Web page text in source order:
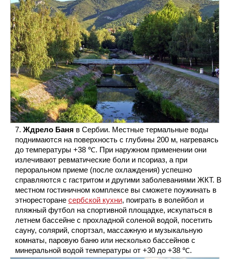
Ждрело Баня в Сербии. Местные термальные воды
поднимаются на поверхность с глубины 200 м, нагреваясь
до температуры +38 ℃. При наружном применении они
излечивают ревматические боли и псориаз, а при
пероральном приеме (после охлаждения) успешно
справляются с гастритом и другими заболеваниями ЖКТ. В
местном гостиничном комплексе вы сможете поужинать в
этноресторане сербской кухни, поиграть в волейбол и
пляжный футбол на спортивной площадке, искупаться в
летнем бассейне с прохладной соленой водой, посетить
сауну, солярий, спортзал, массажную и музыкальную
комнаты, паровую баню или несколько бассейнов с
минеральной водой температуры от +30 до +38 ℃.